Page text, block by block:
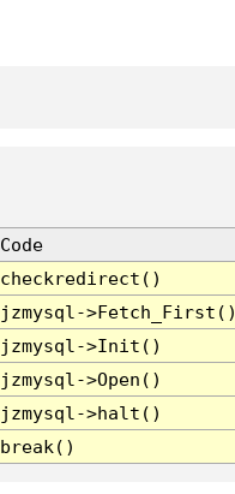
Code
checkredirect()
jzmysql-
jzmysql->Init()
jzmysql->Open()
jzmysql->halt()
break()